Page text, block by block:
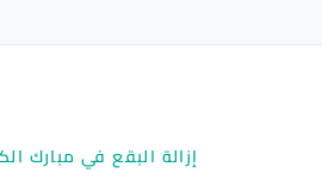
إزالة البقع في مبارك